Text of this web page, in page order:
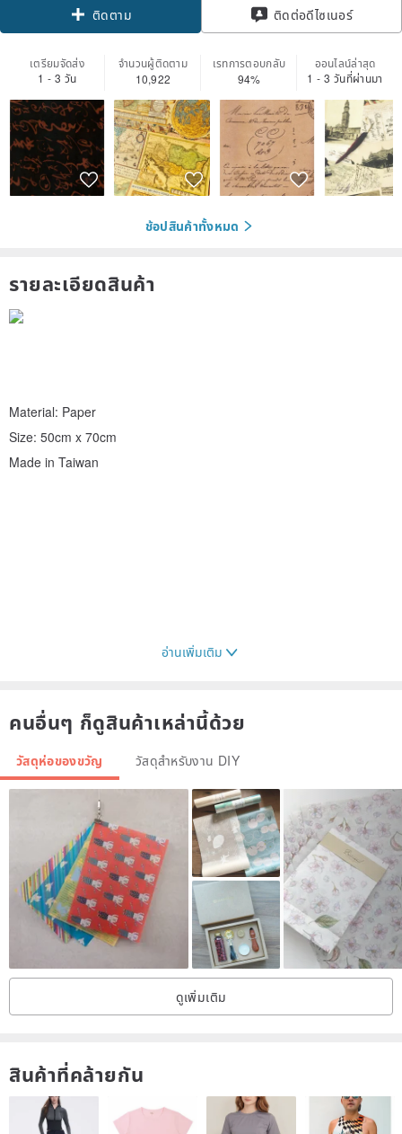
ติดตาม ติดต่อดีไซเนอร์
เตรียมจัดส่ง
1 - 3 วัน
จำนวนผู้ติดตาม
10,922
เรทการตอบกลับ
94%
ออนไลน์ล่าสุด
1 - 3 วันที่ผ่านมา
ช้อปสินค้าทั้งหมด
รายละเอียดสินค้า
Material: Paper
Size: 50cm x 70cm
Made in Taiwan
อ่านเพิ่มเติม
คนอื่นๆ ก็ดูสินค้าเหล่านี้ด้วย
วัสดุห่อของขวัญ วัสดุสำหรับงาน DIY
ดูเพิ่มเติม
สินค้าที่คล้ายกัน